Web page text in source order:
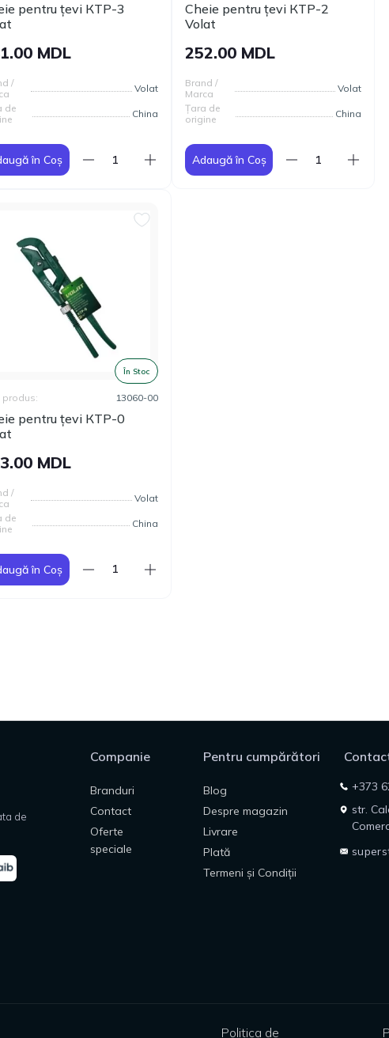
pentru țevi КТР-3
MDL
/
Volat
de
China
în Coș
Cheie pentru țevi КТР-2
Volat
252.00 MDL
Brand /
Marca
Volat
Țara de
origine
China
Adaugă în Coș
În Stoc
pentru țevi КТР-0
produs: 13060-00
MDL
/
Volat
de
China
în Coș
de
Companie
Branduri
Contact
Oferte
speciale
Pentru cumpărători
Blog
Despre magazin
Livrare
Plată
Termeni și Condiții
+373
str.
Politica de